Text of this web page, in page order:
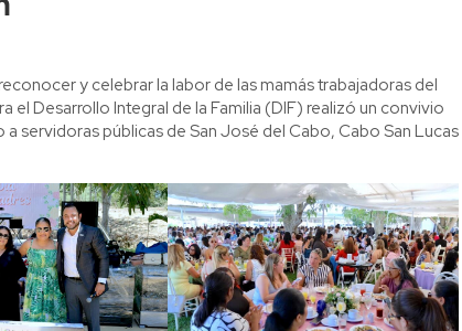
y celebrar la labor de las mamás trabajadoras del
el Desarrollo Integral de la Familia (DIF) realizó un convivio
servidoras públicas de San José del Cabo, Cabo San Lucas